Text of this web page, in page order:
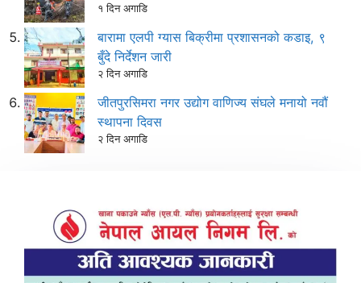
१ दिन अगाडि
बारामा एलपी ग्यास बिक्रीमा प्रशासनको कडाइ, ९
बुँदे निर्देशन जारी
२ दिन अगाडि
जीतपुरसिमरा नगर उद्योग वाणिज्य संघले मनायो नवौं
स्थापना दिवस
२ दिन अगाडि